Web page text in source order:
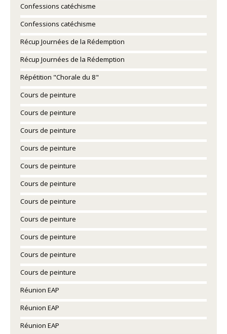
Confessions catéchisme
Confessions catéchisme
Récup Journées de la Rédemption
Récup Journées de la Rédemption
Répétition "Chorale du 8"
Cours de peinture
Cours de peinture
Cours de peinture
Cours de peinture
Cours de peinture
Cours de peinture
Cours de peinture
Cours de peinture
Cours de peinture
Cours de peinture
Cours de peinture
Réunion EAP
Réunion EAP
Réunion EAP